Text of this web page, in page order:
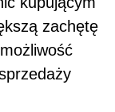
zachętę